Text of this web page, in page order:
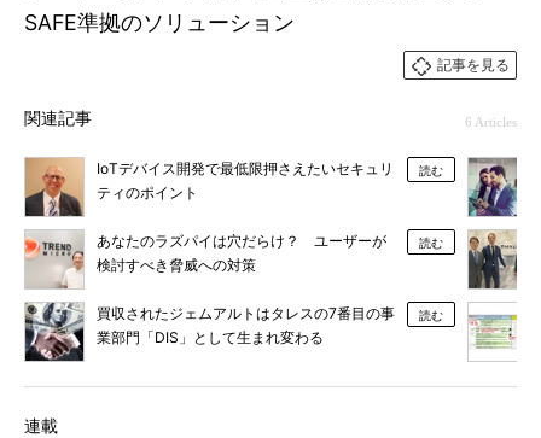
SAFE準拠のソリューション
記事を見る
関連記事 6 Articles
IoTデバイス開発で最低限押さえたいセキュリ
ティのポイント
読む
あなたのラズパイは穴だらけ？ ユーザーが
検討すべき脅威への対策
読む
買収されたジェムアルトはタレスの7番目の事
業部門「DIS」として生まれ変わる
読む
連載